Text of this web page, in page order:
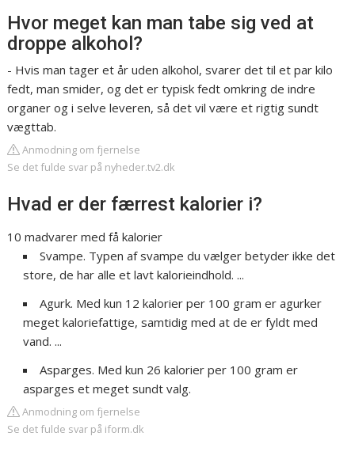
Hvor meget kan man tabe sig ved at
droppe alkohol?
- Hvis man tager et år uden alkohol, svarer det til et par kilo
fedt, man smider, og det er typisk fedt omkring de indre
organer og i selve leveren, så det vil være et rigtig sundt
vægttab.
Anmodning om fjernelse
Se det fulde svar på nyheder.tv2.dk
Hvad er der færrest kalorier i?
10 madvarer med få kalorier
Svampe. Typen af svampe du vælger betyder ikke det
store, de har alle et lavt kalorieindhold. ...
Agurk. Med kun 12 kalorier per 100 gram er agurker
meget kaloriefattige, samtidig med at de er fyldt med
vand. ...
Asparges. Med kun 26 kalorier per 100 gram er
asparges et meget sundt valg.
Anmodning om fjernelse
Se det fulde svar på iform.dk